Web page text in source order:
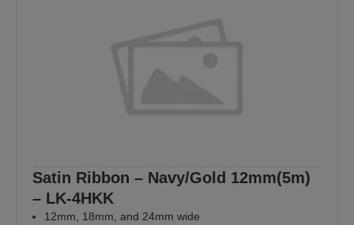
Satin Ribbon – Navy/Gold 12mm(5m)
– LK-4HKK
12mm, 18mm, and 24mm wide